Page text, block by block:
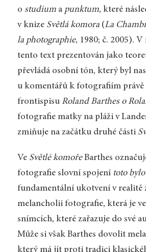
o studiuma punktum, které
v knize Světlá komora(La
la photographie, 1980; č. 2005).
tento text prezentován jako
převládá osobní tón, který byl
u komentářů k fotografiím právě
frontispisu Roland Barthes o
fotografie matky na pláži v
zmiňuje na začátku druhé části
Ve Světlé komořeBarthes
fotografie slovní spojení toto bylo
fundamentální ukotvení v realitě
melancholii fotografie, která je
snímcích, které zařazuje do své
Může si však Barthes dovolit
který má jít proti tradici